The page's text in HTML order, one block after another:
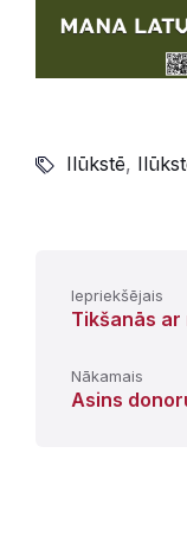
Ilūkstē,
Iepriekšējais
Tikšanās
Nākamais
Asins